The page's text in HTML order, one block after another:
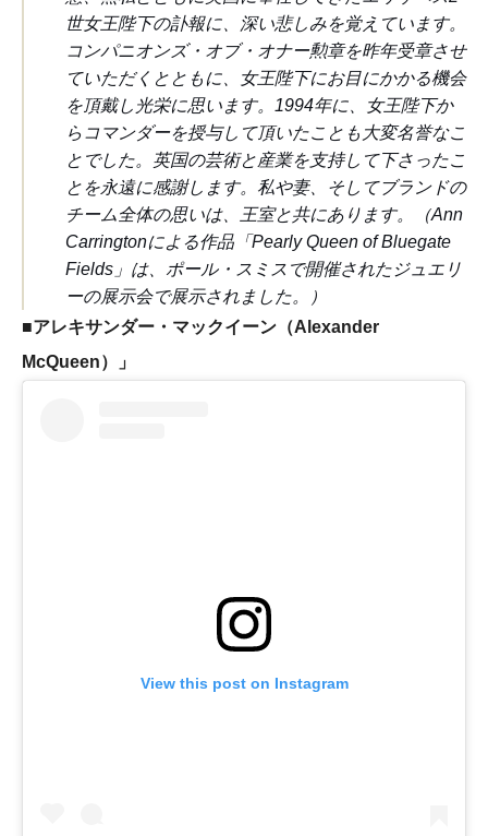
世女王陛下の訃報に、深い悲しみを覚えています。
コンパニオンズ・オブ・オナー勲章を昨年受章させ
ていただくとともに、女王陛下にお目にかかる機会
を頂戴し光栄に思います。1994年に、女王陛下か
らコマンダーを授与して頂いたことも大変名誉なこ
とでした。英国の芸術と産業を支持して下さったこ
とを永遠に感謝します。私や妻、そしてブランドの
チーム全体の思いは、王室と共にあります。（Ann
Carringtonによる作品「Pearly Queen of Bluegate
Fields」は、ポール・スミスで開催されたジュエリ
ーの展示会で展示されました。）
■アレキサンダー・マックイーン（Alexander
McQueen）」
View this post on Instagram